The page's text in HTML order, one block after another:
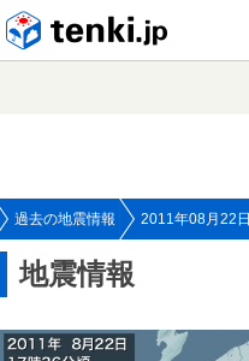
過去の地震情報 2011年08月22日
地震情報